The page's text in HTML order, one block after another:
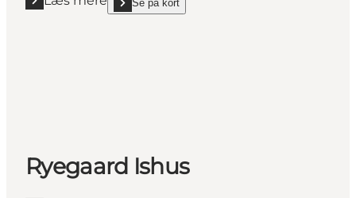
Læs mere "Roskilde Kunstforening på Sukkerloftet"
Se på kort
show Roskilde Kunstforening på Sukkerloftet
Ryegaard Ishus